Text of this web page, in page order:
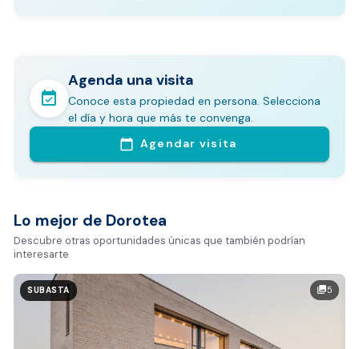
En pocos minutos avalúa con este Análisis
Comparativo de Mercado (inicialmente
Bogotá y Medellín)
Análisis basado en datos reales:
Tiempo promedio de venta en la zona
Rango de precios de arriendo en el sector
Valor exclusivo para clientes de Dorotea:
20.000 COP
REALIZAR AVALÚO AHORA
event_available
Agenda una visita
Conoce esta propiedad en persona. Selecciona
el día y hora que más te convenga.
calendar_today Agendar visita
Lo mejor de Dorotea
Descubre otras oportunidades únicas que también podrían
interesarte
photo_library5
SUBASTA